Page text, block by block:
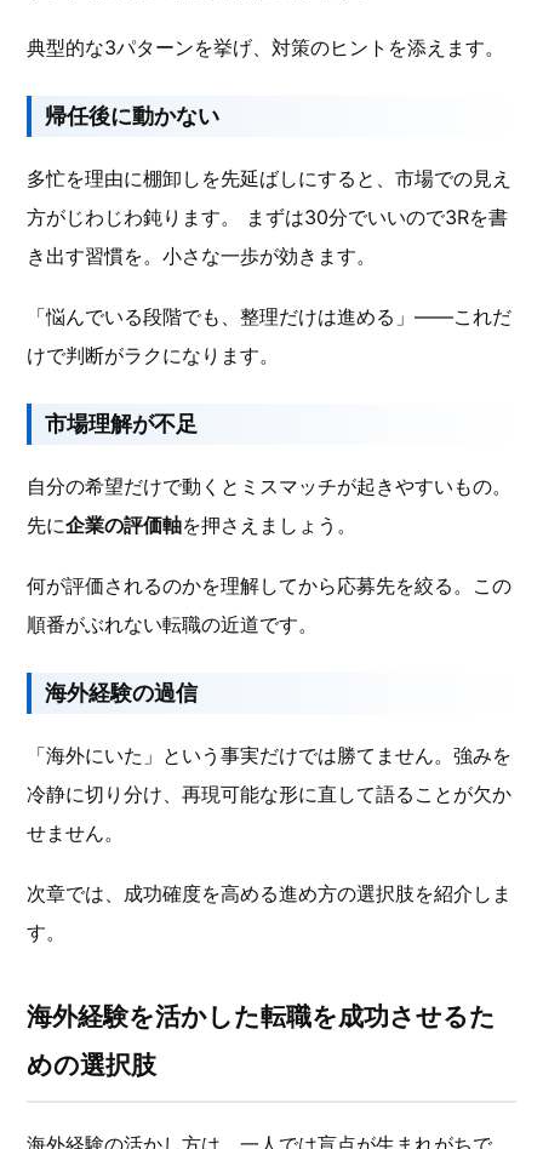
典型的な3パターンを挙げ、対策のヒントを添えます。
帰任後に動かない
多忙を理由に棚卸しを先延ばしにすると、市場での見え
方がじわじわ鈍ります。 まずは30分でいいので3Rを書
き出す習慣を。小さな一歩が効きます。
「悩んでいる段階でも、整理だけは進める」――これだ
けで判断がラクになります。
市場理解が不足
自分の希望だけで動くとミスマッチが起きやすいもの。
先に企業の評価軸を押さえましょう。
何が評価されるのかを理解してから応募先を絞る。この
順番がぶれない転職の近道です。
海外経験の過信
「海外にいた」という事実だけでは勝てません。強みを
冷静に切り分け、再現可能な形に直して語ることが欠か
せません。
次章では、成功確度を高める進め方の選択肢を紹介しま
す。
海外経験を活かした転職を成功させるた
めの選択肢